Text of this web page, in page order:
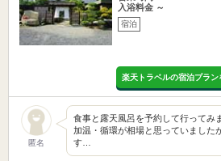
入浴料金 ～
宿泊
楽天トラベルの宿泊プラン
匿名
食事と露天風呂を予約して行ってみ
加温・循環が相場と思っていました
す…